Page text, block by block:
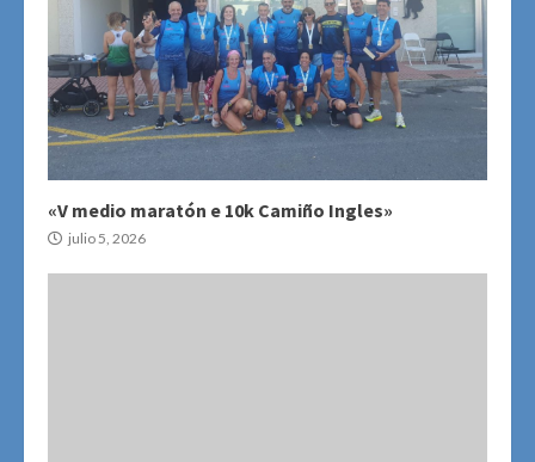
«V medio maratón e 10k Camiño Ingles»
julio 5, 2026